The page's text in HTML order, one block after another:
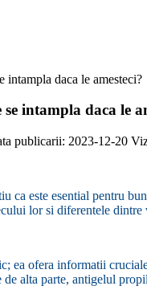
intampla daca le
publicarii: 2023-12-20
ca este esential pentru
lor si diferentele
ea ofera informatii
de alta parte, antigelul